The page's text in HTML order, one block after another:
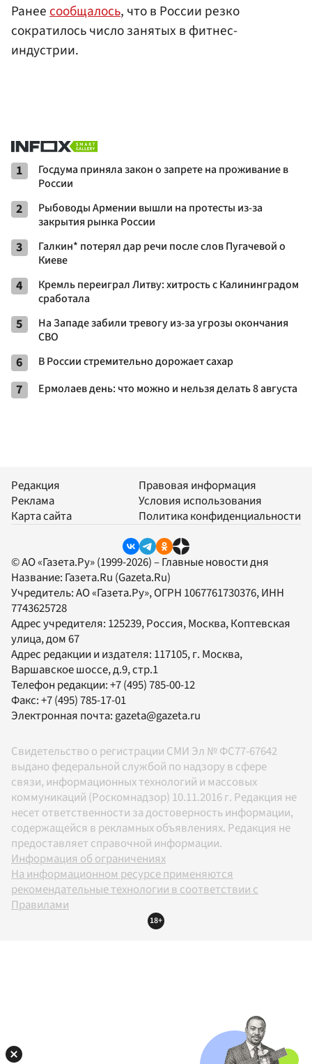
Ранеесообщалось, что в России резко
сократилось число занятых в фитнес-
индустрии.
1
Госдума приняла закон о запрете на проживание в
России
2
Рыбоводы Армении вышли на протесты из-за
закрытия рынка России
3
Галкин* потерял дар речи после слов Пугачевой о
Киеве
4
Кремль переиграл Литву: хитрость с Калининградом
сработала
5
На Западе забили тревогу из-за угрозы окончания
СВО
6 В России стремительно дорожает сахар
7 Ермолаев день: что можно и нельзя делать 8 августа
Редакция
Реклама
Карта сайта
Правовая информация
Условия использования
Политика конфиденциальности
© АО «Газета.Ру» (1999-2026) – Главные новости дня
Название: Газета.Ru (Gazeta.Ru)
Учредитель:АО «Газета.Ру», ОГРН 1067761730376, ИНН
7743625728
Адрес учредителя: 125239, Россия, Москва, Коптевская
улица, дом 67
Адрес редакции и издателя: 117105, г. Москва,
Варшавское шоссе, д.9, стр.1
Телефон редакции:+7 (495) 785-00-12
Факс:+7 (495) 785-17-01
Электронная почта:gazeta@gazeta.ru
Свидетельство о регистрации СМИ Эл № ФС77-67642
выдано федеральной службой по надзору в сфере
связи, информационных технологий и массовых
коммуникаций (Роскомнадзор) 10.11.2016 г. Редакция не
несет ответственности за достоверность информации,
содержащейся в рекламных объявлениях. Редакция не
предоставляет справочной информации.
Информация об ограничениях
На информационном ресурсе применяются
рекомендательные технологии в соответствии с
Правилами
18+